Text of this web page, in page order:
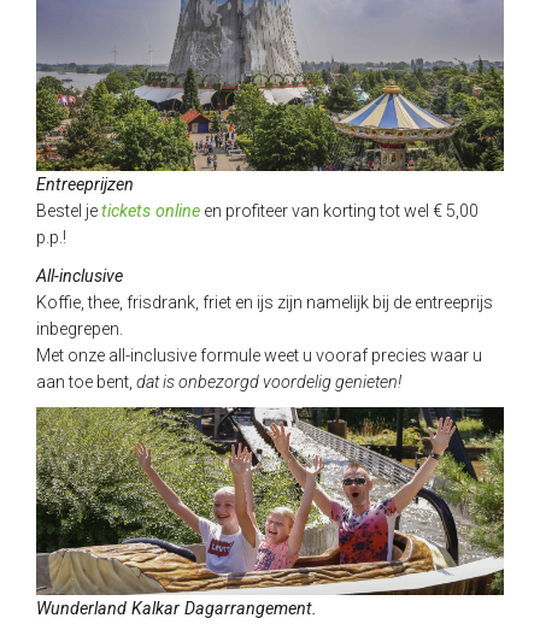
Entreeprijzen
Bestel jetickets online en profiteer van korting tot wel € 5,00
p.p.!
All-inclusive
Koffie, thee, frisdrank, friet en ijs zijn namelijk bij de entreeprijs
inbegrepen.
Met onze all-inclusive formule weet u vooraf precies waar u
aan toe bent, dat is onbezorgd voordelig genieten!
Wunderland Kalkar Dagarrangement.